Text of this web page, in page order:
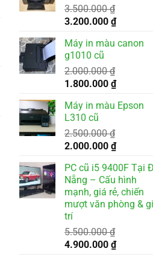
3.500.000₫
Giá
là:
3.500.000 ₫.
3.200.000 ₫Giá
tại
Máy in màu canon
g1010 cũ
2.000.000₫
Giá
là:
2.000.000 ₫.
1.800.000 ₫Giá
tại
Máy in màu Epson
L310 cũ
2.500.000₫
Giá
là:
2.500.000 ₫.
2.000.000 ₫Giá
tại
là:
PC cũ i5 9400F Tại
Nẵng – Cấu hình
mạnh, giá rẻ, chiến
mượt văn phòng &
trí
5.500.000₫
Giá
4.900.000 ₫Giá